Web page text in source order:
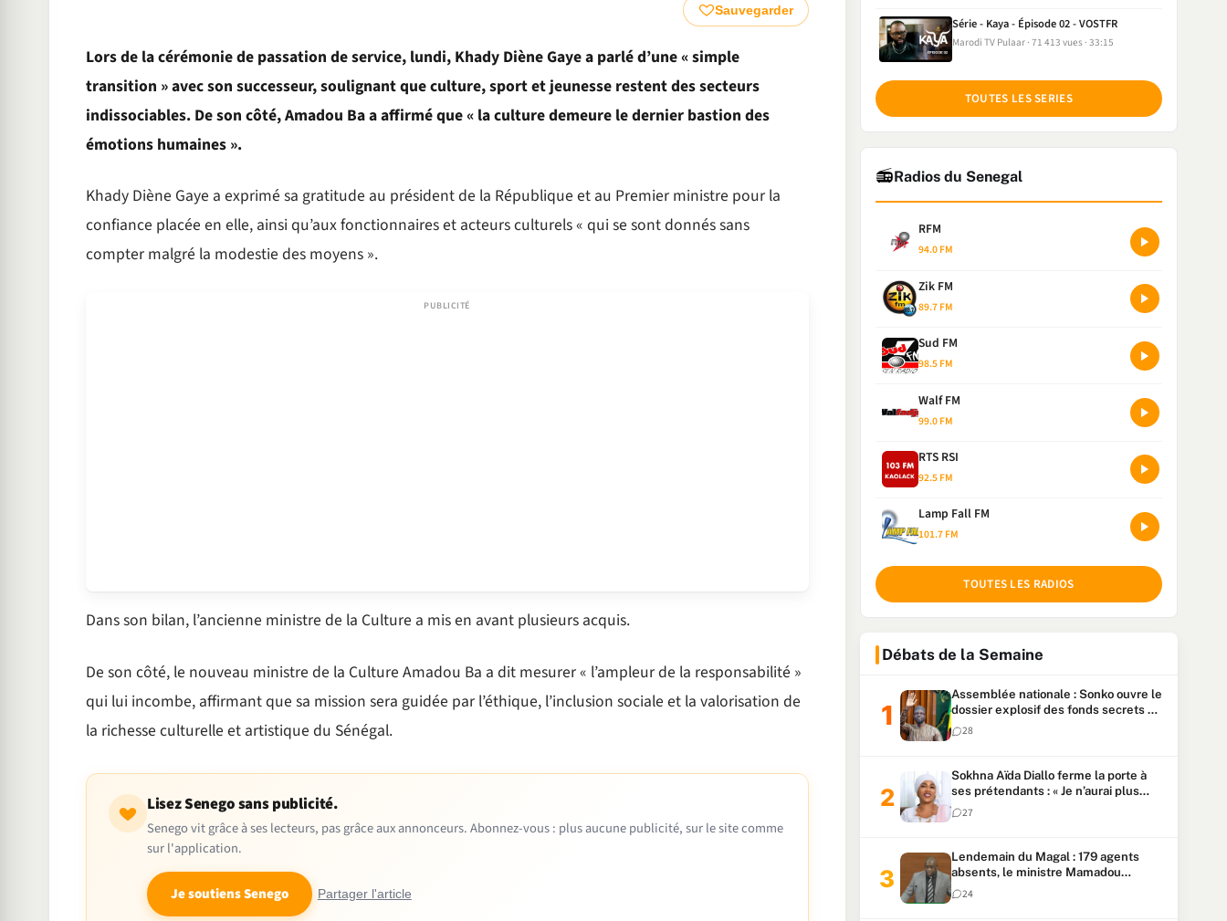
Sauvegarder
Lors de la cérémonie de passation de service, lundi, Khady Diène Gaye a parlé d’une « simple
transition » avec son successeur, soulignant que culture, sport et jeunesse restent des secteurs
indissociables. De son côté, Amadou Ba a affirmé que « la culture demeure le dernier bastion des
émotions humaines ».
Khady Diène Gaye a exprimé sa gratitude au président de la République et au Premier ministre pour la
confiance placée en elle, ainsi qu’aux fonctionnaires et acteurs culturels « qui se sont donnés sans
compter malgré la modestie des moyens ».
Dans son bilan, l’ancienne ministre de la Culture a mis en avant plusieurs acquis.
De son côté, le nouveau ministre de la Culture Amadou Ba a dit mesurer « l’ampleur de la responsabilité »
qui lui incombe, affirmant que sa mission sera guidée par l’éthique, l’inclusion sociale et la valorisation de
la richesse culturelle et artistique du Sénégal.
Lisez Senego sans publicité.
Senego vit grâce à ses lecteurs, pas grâce aux annonceurs. Abonnez-vous : plus aucune publicité, sur le site comme
sur l'application.
Je soutiens Senego Partager l'article
Série - Kaya - Épisode 02 - VOSTFR
Marodi TV Pulaar 71 413 vues 33:15
TOUTES LES SERIES
📻Radios du Senegal
RFM
94.0 FM
Zik FM
89.7 FM
Sud FM
98.5 FM
Walf FM
99.0 FM
RTS RSI
92.5 FM
Lamp Fall FM
101.7 FM
TOUTES LES RADIOS
Débats de la Semaine
Assemblée nationale : Sonko ouvre le
dossier explosif des fonds secrets et
du patrimoine présidentiel
28
Sokhna Aïda Diallo ferme la porte à
ses prétendants : « Je n’aurai plus
jamais un autre mari »
27
Lendemain du Magal : 179 agents
absents, le ministre Mamadou
Lamine Dianté exige des explications
24